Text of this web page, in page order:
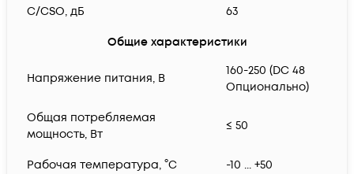
C/CSO, дБ 63
Общие характеристики
Напряжение питания, В
160-250 (DC 48
Опционально)
Общая потребляемая
мощность, Вт
≤ 50
Рабочая температура, °С -10 ... +50